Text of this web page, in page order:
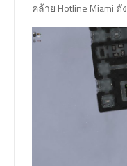
คล้าย Hotline Miami